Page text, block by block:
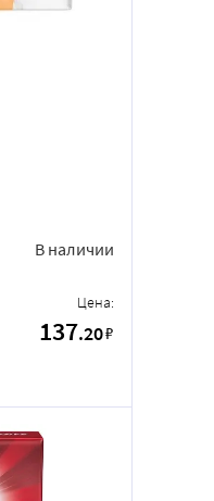
В наличии
Цена:
137.20₽